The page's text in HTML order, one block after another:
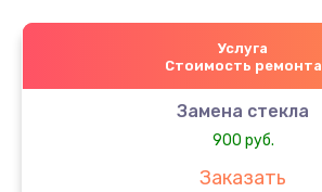
Услуга
Стоимость ремонта
Замена стекла
900 руб.
Заказать